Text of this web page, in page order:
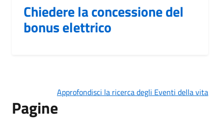
Chiedere la concessione del
bonus elettrico
Approfondisci la ricerca degli Eventi della vita
Pagine